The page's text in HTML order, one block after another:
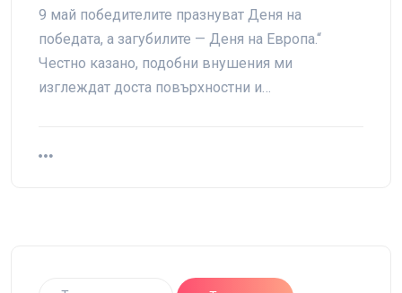
9 май победителите празнуват Деня на
победата, а загубилите — Деня на Европа.“
Честно казано, подобни внушения ми
изглеждат доста повърхностни и…